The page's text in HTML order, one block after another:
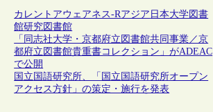
カレントアウェアネス-Rアジア 日本大学図書
館研究図書館
「同志社大学・京都府立図書館共同事業／京
都府立図書館貴重書コレクション」がADEAC
で公開
国立国語研究所、「国立国語研究所オープン
アクセス方針」の策定・施行を発表